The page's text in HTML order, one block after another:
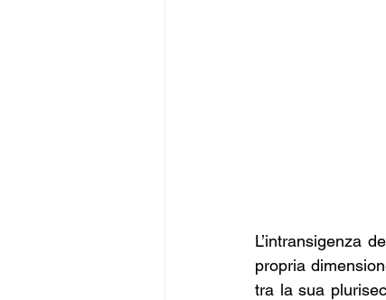
L’intransigenza
propria
tra la sua